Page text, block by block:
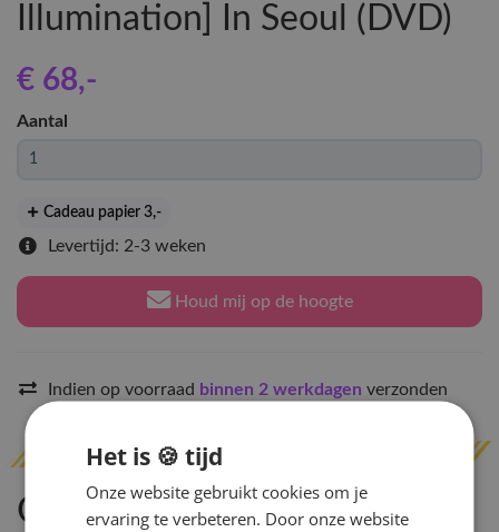
Illumination] In Seoul (DVD)
€ 68,-
Aantal
Cadeau papier 3,-
Levertijd: 2-3 weken
Houd mij op de hoogte
Indien op voorraad binnen 2 werkdagen verzonden
Omschrijving
Het is 🍪 tijd
Onze website gebruikt cookies om je
ervaring te verbeteren. Door onze website